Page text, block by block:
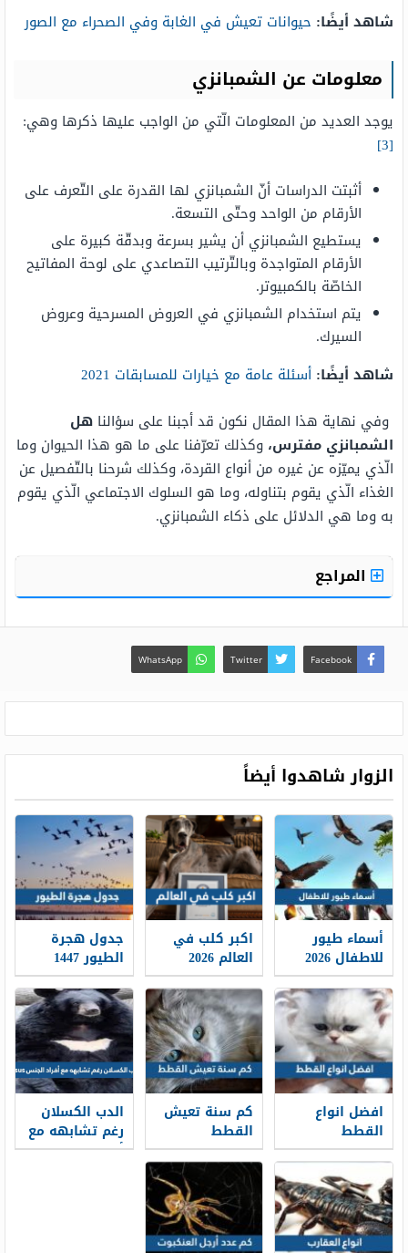
شاهد أيضًا: حيوانات تعيش في الغابة وفي الصحراء مع الصور
معلومات عن الشمبانزي
يوجد العديد من المعلومات الّتي من الواجب عليها ذكرها وهي:
[3]
أثبتت الدراسات أنّ الشمبانزي لها القدرة على التّعرف على
الأرقام من الواحد وحتّى التسعة.
يستطيع الشمبانزي أن يشير بسرعة وبدقّة كبيرة على
الأرقام المتواجدة وبالتّرتيب التصاعدي على لوحة المفاتيح
الخاصّة بالكمبيوتر.
يتم استخدام الشمبانزي في العروض المسرحية وعروض
السيرك.
شاهد أيضًا: أسئلة عامة مع خيارات للمسابقات 2021
وفي نهاية هذا المقال نكون قد أجبنا على سؤالنا هل
الشمبانزي مفترس، وكذلك تعرّفنا على ما هو هذا الحيوان وما
الّذي يميّزه عن غيره من أنواع القردة، وكذلك شرحنا بالتّفصيل عن
الغذاء الّذي يقوم بتناوله، وما هو السلوك الاجتماعي الّذي يقوم
به وما هي الدلائل على ذكاء الشمبانزي.
المراجع
Facebook
Twitter
WhatsApp
الزوار شاهدوا أيضاً
أسماء طيور
للاطفال 2026
كيوت بالصور
اكبر كلب في
العالم 2026
بالصور
جدول هجرة
الطيور 1447
مواعيد هجرة
الطيور 2025
افضل انواع
القطط
كم سنة تعيش
القطط
الدب الكسلان
رغم تشابهه مع
أفراد الجنس